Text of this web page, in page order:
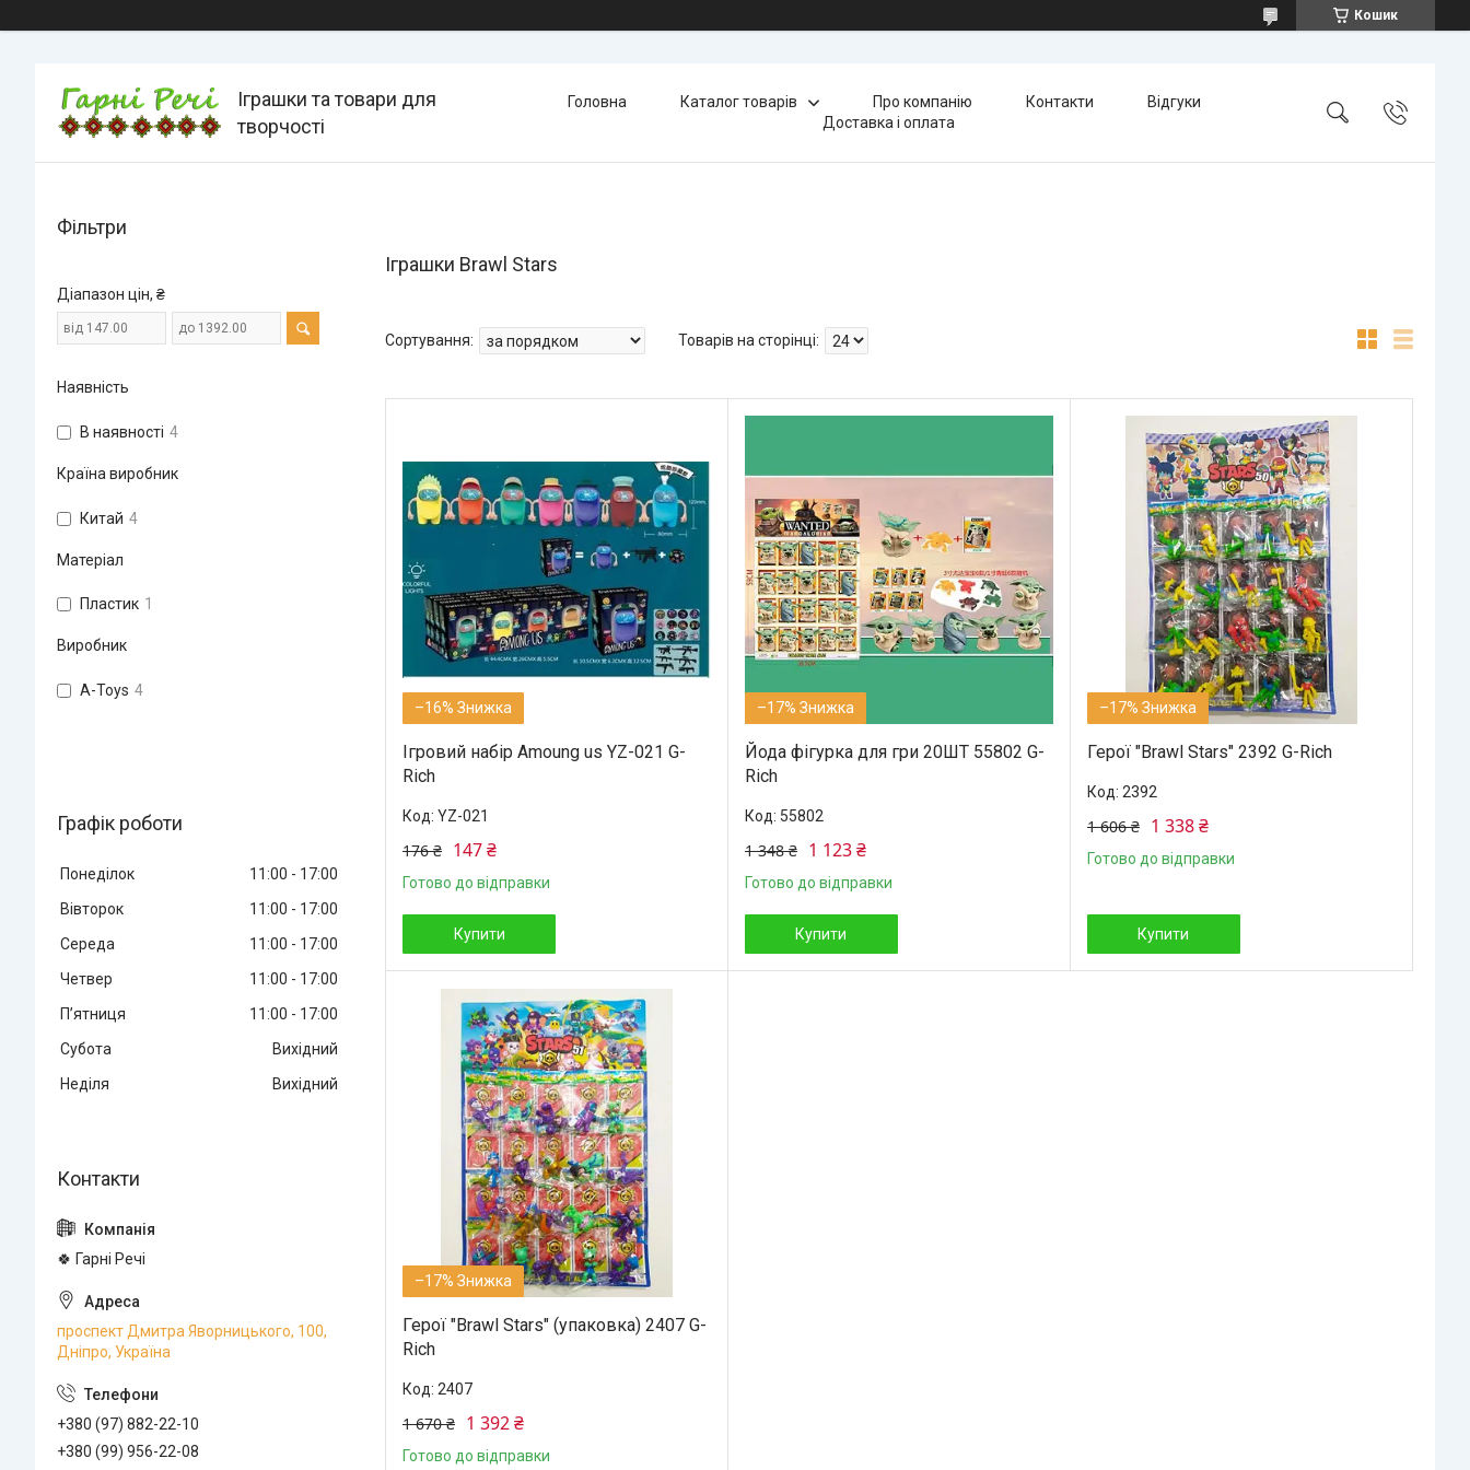
Кошик
Іграшки та товари для
творчості
Головна Каталог товарів Про компанію Контакти
Відгуки
Доставка і оплата
Іграшки Brawl Stars
–16%
Ігровий набір Amoung us YZ-021 G-
Rich
YZ-021
176 ₴ 147 ₴
Готово до відправки
Купити
–17%
Йода фігурка для гри 20ШТ 55802 G-
Rich
55802
1 348 ₴ 1 123 ₴
Готово до відправки
Купити
–17%
Герої "Brawl Stars" 2392 G-Rich
2392
1 606 ₴ 1 338 ₴
Готово до відправки
Купити
–17%
Герої "Brawl Stars" (упаковка) 2407 G-
Rich
2407
1 670 ₴ 1 392 ₴
Готово до відправки
Фільтри
Діапазон цін, ₴
Наявність
В наявності 4
Країна виробник
Китай 4
Матеріал
Пластик 1
Виробник
A-Toys 4
Графік роботи
Понеділок 11:00
17:00
Вівторок
11:00
17:00
Середа
11:00
17:00
Четвер
11:00
17:00
Пʼятниця
11:00
17:00
Субота
Вихідний
Неділя
Вихідний
🍀 Гарні Речі
проспект Дмитра Яворницького, 100,
Дніпро, Україна
+380 (97) 882-22-10
+380 (99) 956-22-08